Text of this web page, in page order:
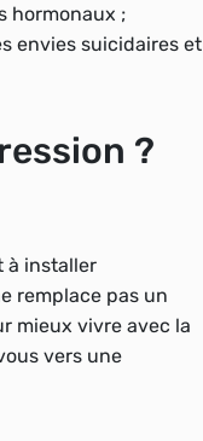
hormonaux ;
envies suicidaires et
?
à installer
remplace pas un
mieux vivre avec la
vers une